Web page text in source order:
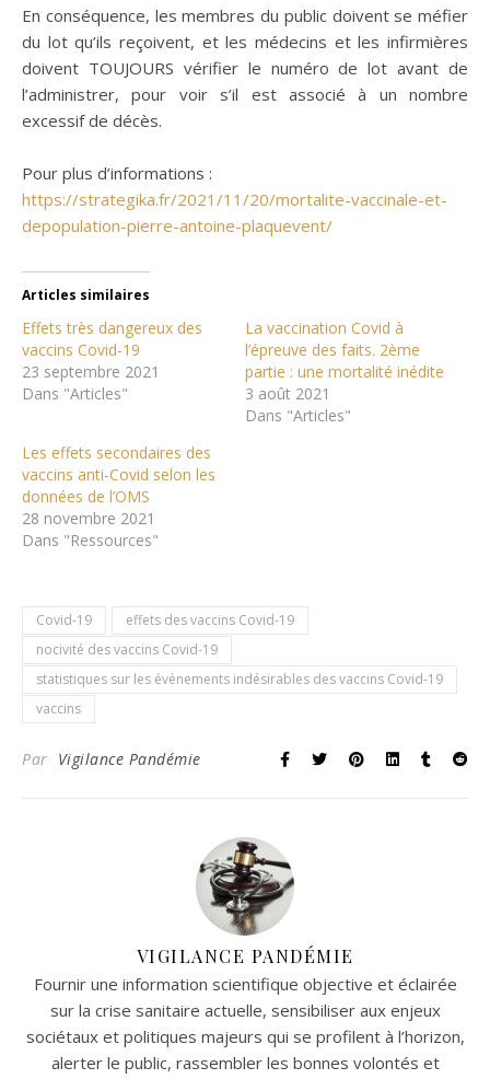
En conséquence, les membres du public doivent se méfier
du lot qu’ils reçoivent, et les médecins et les infirmières
doivent TOUJOURS vérifier le numéro de lot avant de
l’administrer, pour voir s’il est associé à un nombre
excessif de décès.
Pour plus d’informations :
https://strategika.fr/2021/11/20/mortalite-vaccinale-et-
depopulation-pierre-antoine-plaquevent/
Articles similaires
Effets très dangereux des
vaccins Covid-19
23 septembre 2021
Dans "Articles"
La vaccination Covid à
l’épreuve des faits. 2ème
partie : une mortalité inédite
3 août 2021
Dans "Articles"
Les effets secondaires des
vaccins anti-Covid selon les
données de l’OMS
28 novembre 2021
Dans "Ressources"
Covid-19
effets des vaccins Covid-19
nocivité des vaccins Covid-19
statistiques sur les événements indésirables des vaccins Covid-19
vaccins
Par Vigilance Pandémie
VIGILANCE PANDÉMIE
Fournir une information scientifique objective et éclairée
sur la crise sanitaire actuelle, sensibiliser aux enjeux
sociétaux et politiques majeurs qui se profilent à l’horizon,
alerter le public, rassembler les bonnes volontés et